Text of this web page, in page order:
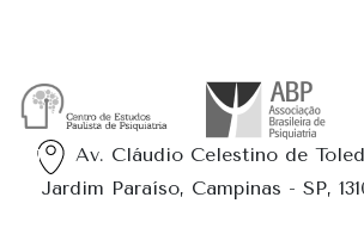
Av. Cláudio Celestino de
Jardim Paraíso, Campinas - SP,